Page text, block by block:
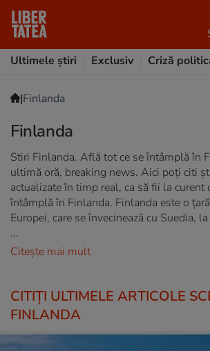
Ultimele știri
Exclusiv Criză
|Finlanda
Finlanda
Stiri Finlanda. Află tot ce se întâmplă în
ultimă oră, breaking news. Aici poți citi
actualizate în timp real, ca să fii la curent
întâmplă în Finlanda. Finlanda este o
Europei, care se învecinează cu Suedia,
...
Citește mai mult
CITIȚI ULTIMELE ARTICOLE
FINLANDA